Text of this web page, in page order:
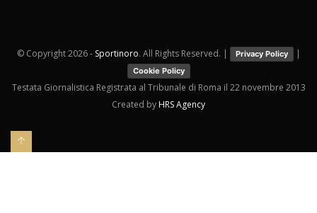
© Copyright2026 - Sportinoro. All Rights Reserved. | Privacy Policy |
Cookie Policy
Testata Giornalistica Registrata al Tribunale di Roma il 22 novembre 2013
Created by HRS Agency